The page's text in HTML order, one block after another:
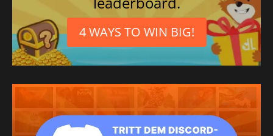
4 WAYS TO WIN BIG!